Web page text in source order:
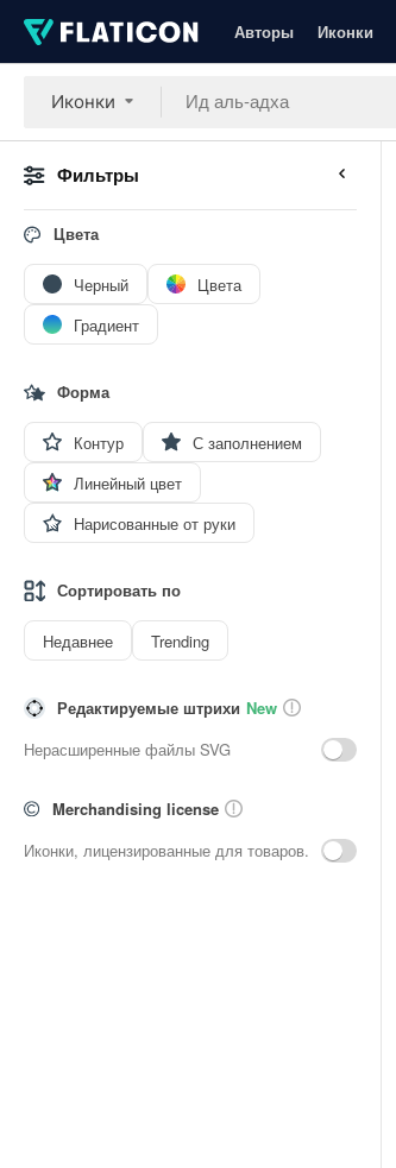
Авторы Иконки
Иконки
Фильтры
Цвета
Черный
Цвета
Градиент
Форма
Контур
С заполнением
Линейный цвет
Нарисованные от руки
Сортировать по
Недавнее Trending
Редактируемые штрихи New
Нерасширенные файлы SVG
Merchandising license
Иконки, лицензированные для товаров.